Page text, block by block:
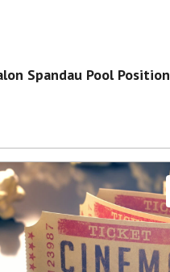
Spandau Pool Position